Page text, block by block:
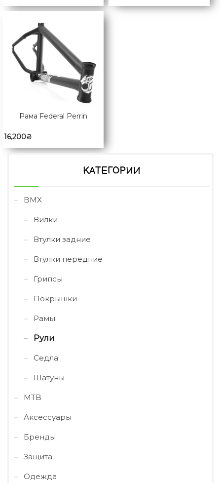
Рама Federal Perrin
16,200₴
КАТЕГОРИИ
BMX
Вилки
Втулки задние
Втулки передние
Грипсы
Покрышки
Рамы
Рули
Седла
Шатуны
MTB
Аксессуары
Бренды
Защита
Одежда